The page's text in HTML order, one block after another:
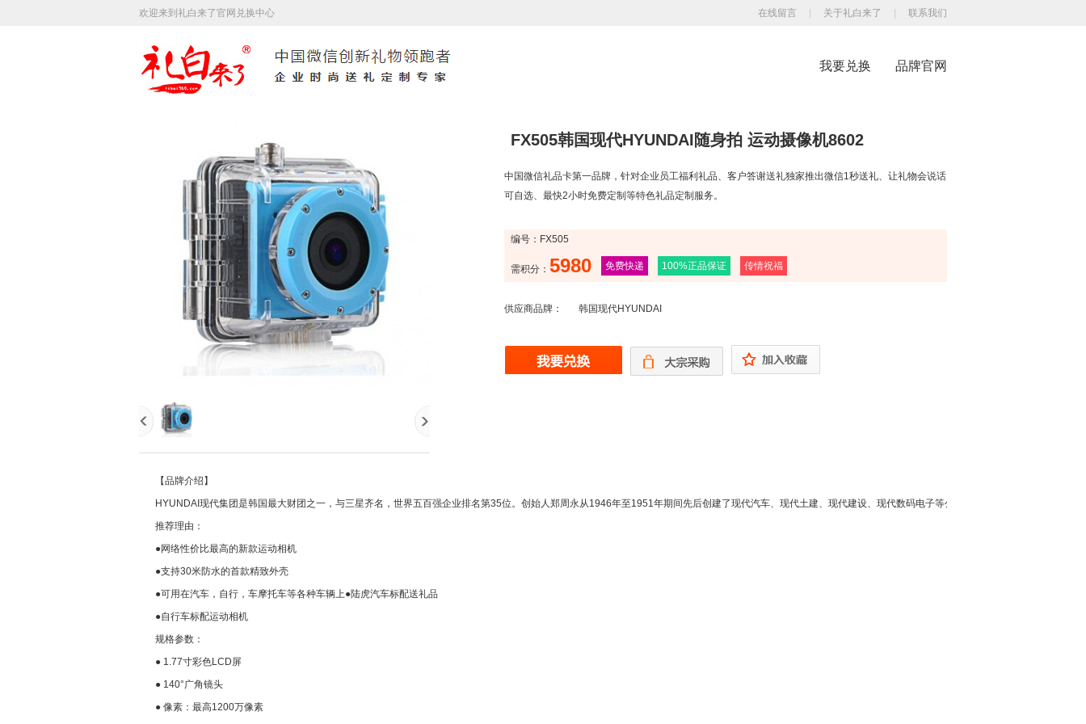
欢迎来到礼白来了官网兑换中心 联系我们
关于礼白来了
在线留言
我要兑换 品牌官网
FX505韩国现代HYUNDAI随身拍 运动摄像机8602
中国微信礼品卡第一品牌，针对企业员工福利礼品、客户答谢送礼独家推出微信1秒送礼、让礼物会说话、礼物
可自选、最快2小时免费定制等特色礼品定制服务。
编号：FX505
需积分： 5980 免费快递 100%正品保证 传情祝福
供应商品牌： 韩国现代HYUNDAI
【品牌介绍】
HYUNDAI现代集团是韩国最大财团之一，与三星齐名，世界五百强企业排名第35位。创始人郑周永从1946年至1951年期间先后创建了现代汽车、现代土建、现代建设、现代数码电子等公司。
推荐理由：
●网络性价比最高的新款运动相机
●支持30米防水的首款精致外壳
●可用在汽车，自行，车摩托车等各种车辆上●陆虎汽车标配送礼品
●自行车标配运动相机
规格参数：
● 1.77寸彩色LCD屏
● 140°广角镜头
● 像素：最高1200万像素